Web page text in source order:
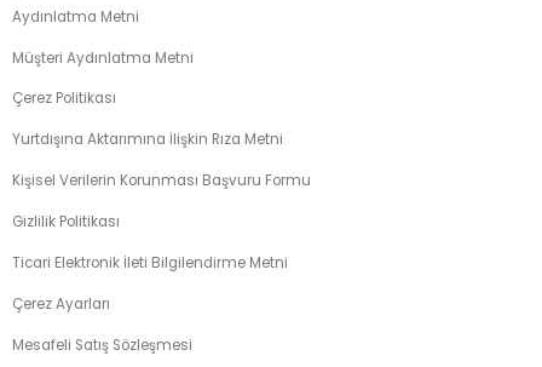
Aydınlatma Metni
Müşteri Aydınlatma Metni
Çerez Politikası
Yurtdışına Aktarımına İlişkin Rıza Metni
Kişisel Verilerin Korunması Başvuru Formu
Gizlilik Politikası
Ticari Elektronik İleti Bilgilendirme Metni
Çerez Ayarları
Mesafeli Satış Sözleşmesi